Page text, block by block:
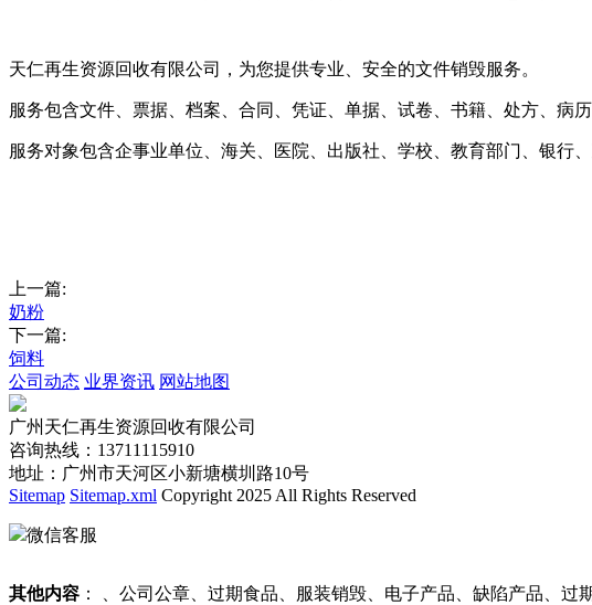
天仁再生资源回收有限公司，为您提供专业、安全的文件销毁服务。
服务包含文件、票据、档案、合同、凭证、单据、试卷、书籍、处方、病
服务对象包含企事业单位、海关、医院、出版社、学校、教育部门、银行
上一篇:
奶粉
下一篇:
饲料
公司动态 业界资讯 网站地图
广州天仁再生资源回收有限公司
咨询热线：13711115910
地址：广州市天河区小新塘横圳路10号
Sitemap Sitemap.xml Copyright 2025 All Rights Reserved
微信客服
其他内容 ： 、公司公章、过期食品、服装销毁、电子产品、缺陷产品、